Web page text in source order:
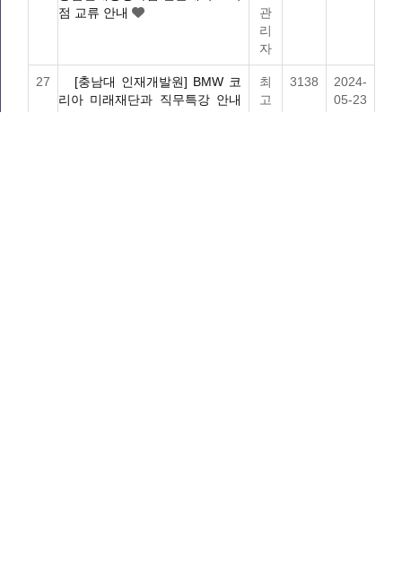
점 교류 안내
관
리
자
27
[충남대 인재개발원] BMW 코
리아 미래재단과 직무특강 안내
최
고
3138
2024-
05-23